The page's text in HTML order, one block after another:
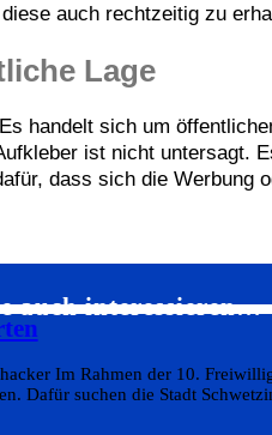
auch rechtzeitig zu
Lage
handelt sich um
ist nicht untersagt.
dass sich die Werbung
auch interessieren…
Im Rahmen der 10.
Dafür suchen die Stadt